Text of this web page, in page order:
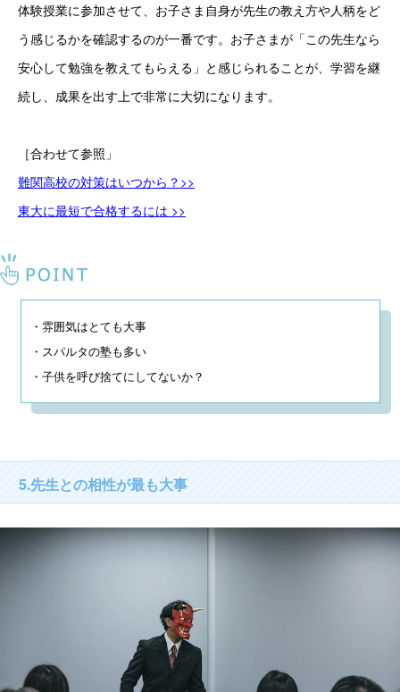
体験授業に参加させて、お子さま自身が先生の教え方や人柄をど
う感じるかを確認するのが一番です。お子さまが「この先生なら
安心して勉強を教えてもらえる」と感じられることが、学習を継
続し、成果を出す上で非常に大切になります。
［合わせて参照」
難関高校の対策はいつから？>>
東大に最短で合格するには >>
・雰囲気はとても大事
・スパルタの塾も多い
・子供を呼び捨てにしてないか？
5.先生との相性が最も大事